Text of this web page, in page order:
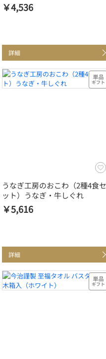
￥4,536
詳細
うなぎ工房のおこわ（2種4食セ
ット）うなぎ・牛しぐれ
￥5,616
詳細